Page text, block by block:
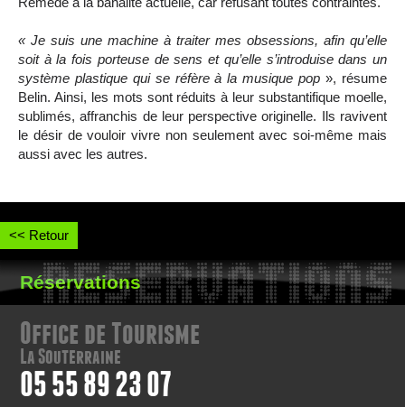
« Je suis une machine à traiter mes obsessions, afin qu’elle
soit à la fois porteuse de sens et qu’elle s’introduise dans un
système plastique qui se réfère à la musique pop», résume
Belin. Ainsi, les mots sont réduits à leur substantifique moelle,
sublimés, affranchis de leur perspective originelle. Ils ravivent
le désir de vouloir vivre non seulement avec soi-même mais
aussi avec les autres.
<< Retour
Réservations
RESERVATIONS
Office de Tourisme
La Souterraine
05 55 89 23 07